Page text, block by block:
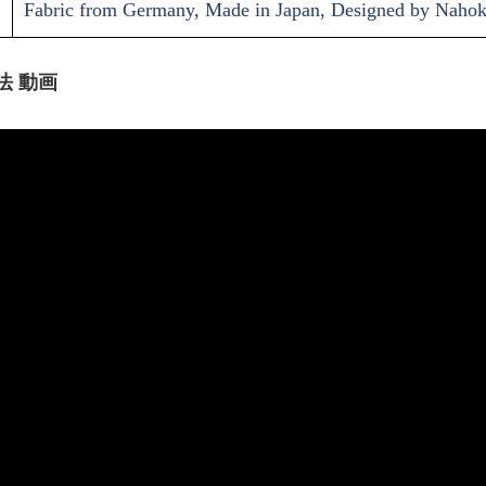
Fabric from Germany, Made in Japan, Designed by
動画